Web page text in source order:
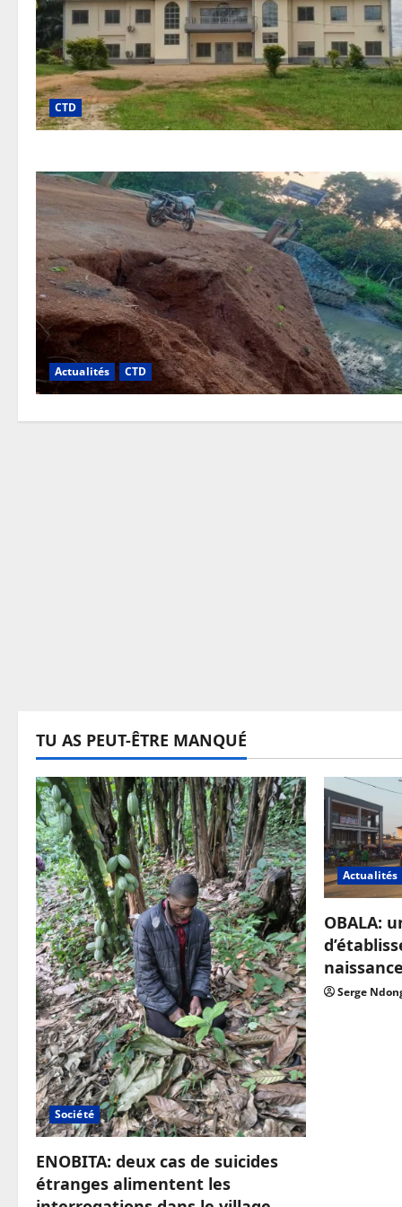
CTD
Actualités CTD
TU AS PEUT-ÊTRE MANQUÉ
Société
ENOBITA: deux cas de suicides
étranges alimentent les
Actualités
OBALA:
Serge